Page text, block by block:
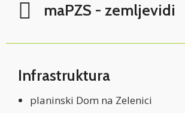
maPZS - zemljevidi
Infrastruktura
planinski Dom na Zelenici